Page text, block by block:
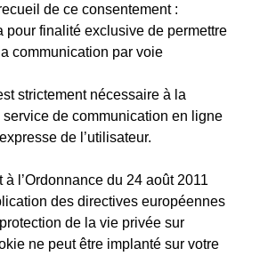
de ce consentement :
pour finalité exclusive de permettre
communication par voie
strictement nécessaire à la
service de communication en ligne
de l’utilisateur.
à l’Ordonnance du 24 août 2011
des directives européennes
de la vie privée sur
ne peut être implanté sur votre